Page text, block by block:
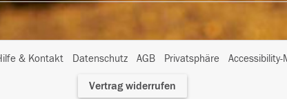
& Kontakt Datenschutz AGB Privatsphäre
I
Vertrag widerrufen